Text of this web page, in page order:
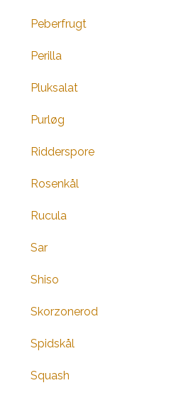
Peberfrugt
Perilla
Pluksalat
Purløg
Ridderspore
Rosenkål
Rucula
Sar
Shiso
Skorzonerod
Spidskål
Squash